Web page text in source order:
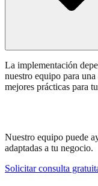
La implementación
nuestro equipo para
mejores prácticas para
Nuestro equipo puede
adaptadas a tu negocio.
Solicitar consulta